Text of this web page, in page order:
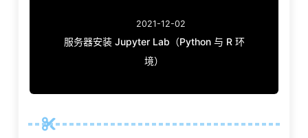
2021-12-02
服务器安装 Jupyter Lab（Python 与 R 环
境）